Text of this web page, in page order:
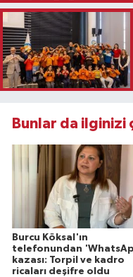
Bunlar da ilginizi
Burcu Köksal'ın
telefonundan
kazası: Torpil ve kadro
ricaları deşifre oldu